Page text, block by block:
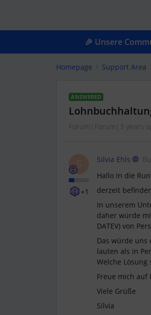
🎉 Unsere
Homepage Support Area
ANSWERED
Forum|Forum|3 years
S
+1
Silvia Ehls
Hallo in die
derzeit
In unserem
daher würde
DATEV) von
Das würde
lauten als in
Welche
Freue mich auf
Viele Grüße
Silvia